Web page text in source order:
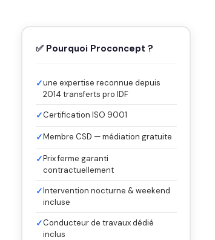
✅ Pourquoi Proconcept ?
✓une expertise reconnue depuis
2014 transferts pro IDF
✓Certification ISO 9001
✓Membre CSD — médiation gratuite
✓Prix ferme garanti
contractuellement
✓Intervention nocturne & weekend
incluse
✓Conducteur de travaux dédié
inclus